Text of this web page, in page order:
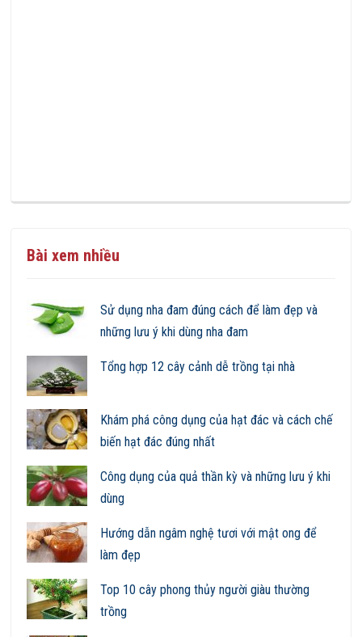
Bài xem nhiều
Sử dụng nha đam đúng cách để làm đẹp và
những lưu ý khi dùng nha đam
Tổng hợp 12 cây cảnh dễ trồng tại nhà
Khám phá công dụng của hạt đác và cách chế
biến hạt đác đúng nhất
Công dụng của quả thần kỳ và những lưu ý khi
dùng
Hướng dẫn ngâm nghệ tươi với mật ong để
làm đẹp
Top 10 cây phong thủy người giàu thường
trồng